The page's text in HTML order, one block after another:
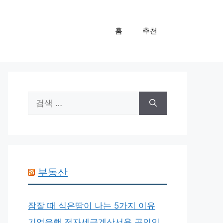
홈 추천
색:
부동산
잠잘 때 식은땀이 나는 5가지 이유